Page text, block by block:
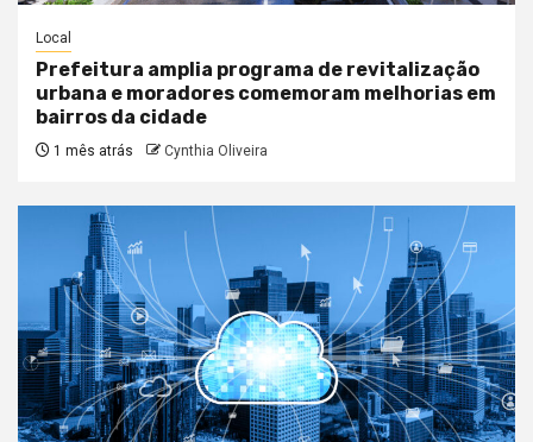
Local
Prefeitura amplia programa de revitalização
urbana e moradores comemoram melhorias em
bairros da cidade
1 mês atrás Cynthia Oliveira